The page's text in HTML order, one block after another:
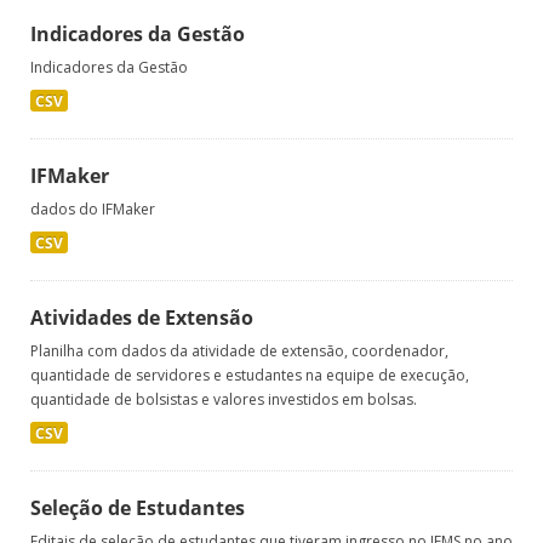
Indicadores da Gestão
Indicadores da Gestão
CSV
IFMaker
dados do IFMaker
CSV
Atividades de Extensão
Planilha com dados da atividade de extensão, coordenador,
quantidade de servidores e estudantes na equipe de execução,
quantidade de bolsistas e valores investidos em bolsas.
CSV
Seleção de Estudantes